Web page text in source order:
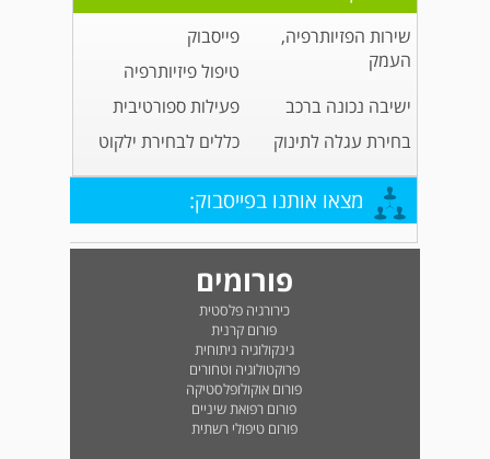
שירות הפזיותרפיה,
העמק
פייסבוק
טיפול פיזיותרפיה
ישיבה נכונה ברכב
פעילות ספורטיבית
בחירת עגלה לתינוק
כללים לבחירת ילקוט
מצאו אותנו בפייסבוק:
פורומים
כירורגיה פלסטית
פורום קרנית
גינקולוגיה ניתוחית
פרוקטולוגיה וטחורים
פורום אוקולופלסטיקה
פורום רפואת שיניים
פורום טיפולי רשתית